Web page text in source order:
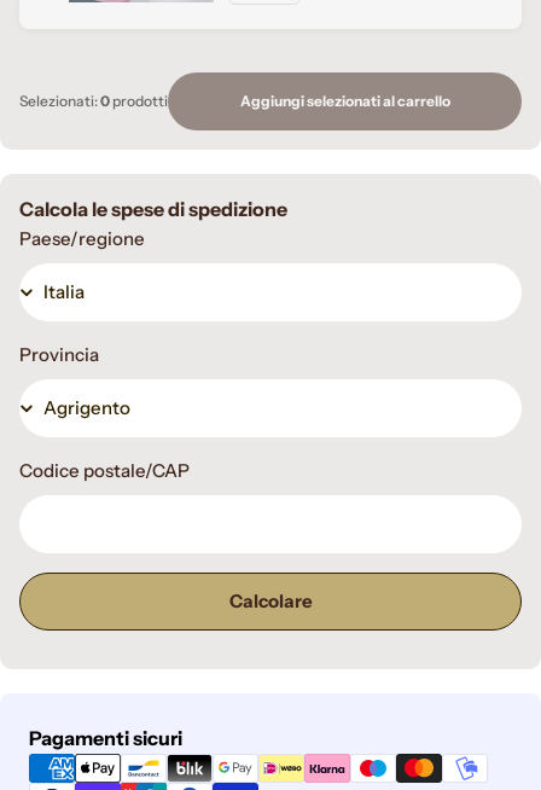
Selezionati:0 prodotti Aggiungi selezionati al carrello
Calcola le spese di spedizione
Paese/regione
Provincia
Codice postale/CAP
Calcolare
Pagamenti sicuri
Metodi
di